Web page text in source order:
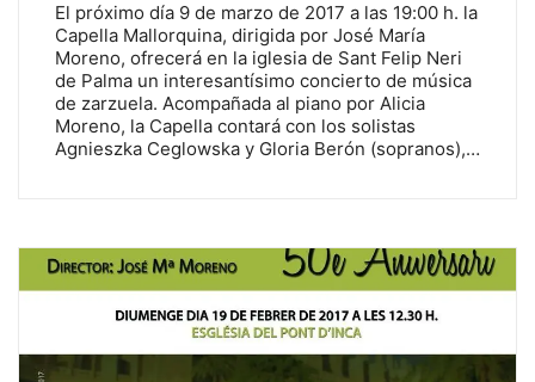
El próximo día 9 de marzo de 2017 a las 19:00 h. la
Capella Mallorquina, dirigida por José María
Moreno, ofrecerá en la iglesia de Sant Felip Neri
de Palma un interesantísimo concierto de música
de zarzuela. Acompañada al piano por Alicia
Moreno, la Capella contará con los solistas
Agnieszka Ceglowska y Gloria Berón (sopranos),…